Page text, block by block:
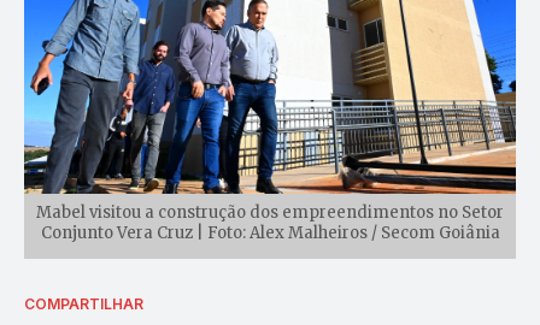
Mabel visitou a construção dos empreendimentos no Setor
Conjunto Vera Cruz | Foto: Alex Malheiros / Secom Goiânia
COMPARTILHAR